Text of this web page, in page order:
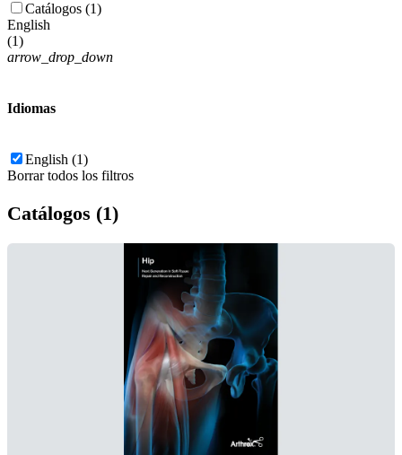
Catálogos (1)
English
(1)
arrow_drop_down
Idiomas
English (1)
Borrar todos los filtros
Catálogos (1)